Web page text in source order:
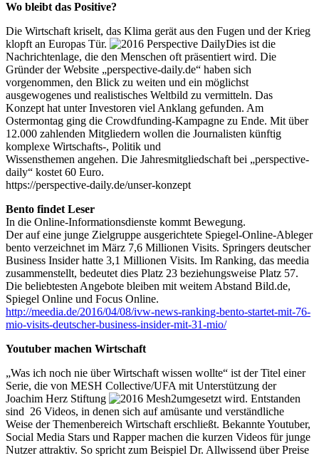
Wo bleibt das Positive?
Die Wirtschaft kriselt, das Klima gerät aus den Fugen und der Krieg
klopft an Europas Tür.
Dies ist die
Nachrichtenlage, die den Menschen oft präsentiert wird. Die
Gründer der Website „perspective-daily.de“ haben sich
vorgenommen, den Blick zu weiten und ein möglichst
ausgewogenes und realistisches Weltbild zu vermitteln. Das
Konzept hat unter Investoren viel Anklang gefunden. Am
Ostermontag ging die Crowdfunding-Kampagne zu Ende. Mit über
12.000 zahlenden Mitgliedern wollen die Journalisten künftig
komplexe Wirtschafts-, Politik und
Wissensthemen angehen. Die Jahresmitgliedschaft bei „perspective-
daily“ kostet 60 Euro.
https://perspective-daily.de/unser-konzept
Bento findet Leser
In die Online-Informationsdienste kommt Bewegung.
Der auf eine junge Zielgruppe ausgerichtete Spiegel-Online-Ableger
bento verzeichnet im März 7,6 Millionen Visits. Springers deutscher
Business Insider hatte 3,1 Millionen Visits. Im Ranking, das meedia
zusammenstellt, bedeutet dies Platz 23 beziehungsweise Platz 57.
Die beliebtesten Angebote bleiben mit weitem Abstand Bild.de,
Spiegel Online und Focus Online.
http://meedia.de/2016/04/08/ivw-news-ranking-bento-startet-mit-76-
mio-visits-deutscher-business-insider-mit-31-mio/
Youtuber machen Wirtschaft
„Was ich noch nie über Wirtschaft wissen wollte“ ist der Titel einer
Serie, die von MESH Collective/UFA mit Unterstützung der
Joachim Herz Stiftung
umgesetzt wird. Entstanden
sind 26 Videos, in denen sich auf amüsante und verständliche
Weise der Themenbereich Wirtschaft erschließt. Bekannte Youtuber,
Social Media Stars und Rapper machen die kurzen Videos für junge
Nutzer attraktiv. So spricht zum Beispiel Dr. Allwissend über Preise